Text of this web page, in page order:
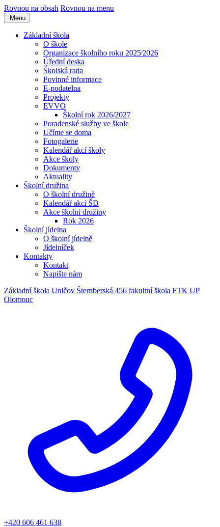
Rovnou na obsah Rovnou na menu
Menu
Základní škola
O škole
Organizace školního roku 2025⁄2026
Úřední deska
Školská rada
Povinné informace
E-podatelna
Projekty
EVVO
Školní rok 2026/2027
Poradenské služby ve škole
Učíme se doma
Fotogalerie
Kalendář akcí školy
Akce školy
Dokumenty
Aktuality
Školní družina
O školní družině
Kalendář akcí ŠD
Akce školní družiny
Rok 2026
Školní jídelna
O školní jídelně
Jídelníček
Kontakty
Kontakt
Napište nám
Základní škola Uničov Šternberská 456 fakultní škola FTK UP
Olomouc
+420 606 461 638